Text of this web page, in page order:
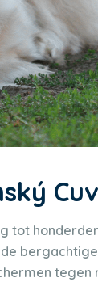
tot
bergachtige
tegen